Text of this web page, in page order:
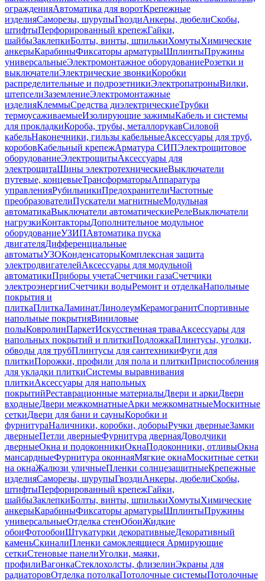
огражденияАвтоматика для воротКрепежные
изделияСаморезы, шурупыГвоздиАнкеры, дюбелиСкобы,
штифтыПерфорированный крепежГайки,
шайбыЗаклепкиБолты, винты, шпилькиХомутыХимические
анкерыКарабиныФиксаторы арматурыШплинтыПружины
универсальныеЭлектромонтажное оборудованиеРозетки и
выключателиЭлектрические звонкиКоробки
распределительные и подрозетникиЭлектропатроныВилки,
штепселиЗаземлениеЭлектромонтажные
изделияКлеммыСредства диэлектрическиеТрубки
термоусаживаемыеИзолирующие зажимыКабель и системы
для прокладкиКороба, трубы, металлорукавСиловой
кабельНаконечники, гильзы кабельныеАксессуары для труб,
коробовКабельный крепежАрматура СИПЭлектрощитовое
оборудованиеЭлектрощитыАксессуары для
электрощитаШины электротехническиеВыключатели
путевые, концевыеТрансформаторыАппаратура
управленияРубильникиПредохранителиЧастотные
преобразователиПускатели магнитныеМодульная
автоматикаВыключатели автоматическиеРелеВыключатели
нагрузкиКонтакторыДополнительное модульное
оборудованиеУЗИПАвтоматика пуска
двигателяДифференциальные
автоматыУЗОКонденсаторыКомплексная защита
электродвигателейАксессуары для модульной
автоматикиПриборы учетаСчетчики газаСчетчики
электроэнергииСчетчики водыРемонт и отделкаНапольные
покрытия и
плиткаПлиткаЛаминатЛинолеумКерамогранитСпортивные
напольные покрытияВиниловые
полыКовролинПаркетИскусственная траваАксессуары для
напольных покрытий и плиткиПодложкаПлинтусы, уголки,
обводы для трубПлинтусы для сантехникиФуги для
плиткиПорожки, профили для пола и плиткиПриспособления
для укладки плиткиСистемы выравнивания
плиткиАксессуары для напольных
покрытийРеставрационные материалыДвери и аркиДвери
входныеДвери межкомнатныеАрки межкомнатныеМоскитные
сеткиДвери для бани и сауныКоробки и
фурнитураНаличники, коробки, доборыРучки дверныеЗамки
дверныеПетли дверныеФурнитура двернаяДоводчики
дверныеОкна и подоконникиОкнаПодоконники, отливыОкна
мансардныеФурнитура оконнаяМягкие окнаМоскитные сетки
на окнаЖалюзи уличныеПленки солнцезащитныеКрепежные
изделияСаморезы, шурупыГвоздиАнкеры, дюбелиСкобы,
штифтыПерфорированный крепежГайки,
шайбыЗаклепкиБолты, винты, шпилькиХомутыХимические
анкерыКарабиныФиксаторы арматурыШплинтыПружины
универсальныеОтделка стенОбоиЖидкие
обоиФотообоиШтукатурки декоративныеДекоративный
каменьСкиналиПленки самоклеящиеся Армирующие
сеткиСтеновые панелиУголки, маяки,
профилиВагонкаСтеклохолсты, флизелинЭкраны для
радиаторовОтделка потолкаПотолочные системыПотолочные